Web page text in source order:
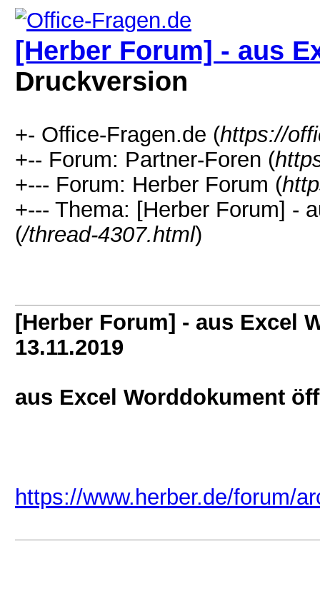
[Herber Forum] - aus
Druckversion
+- Office-Fragen.de (https://
+-- Forum: Partner-Foren (
+--- Forum: Herber Forum (
+--- Thema: [Herber Forum] -
(/thread-4307.html)
[Herber Forum] - aus Excel
13.11.2019
aus Excel Worddokument
https://www.herber.de/forum/